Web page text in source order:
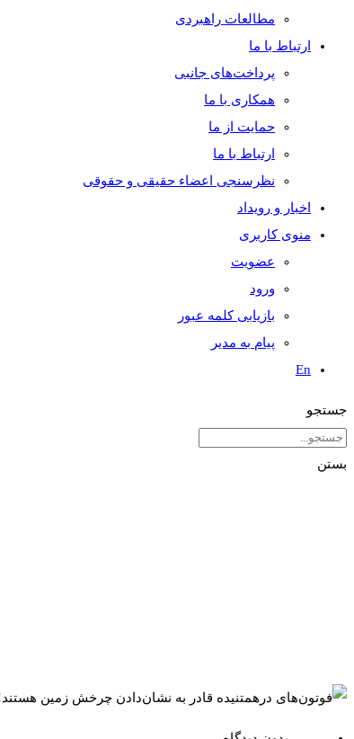
مطالعات راهبردی
ارتباط با ما
پرداخت‌های جانبی
همکاری با ما
حمايت از ما
ارتباط با ما
نظر‌سنجی اعضاء حقیقی و حقوقی
اخبار و رويداد
منوی کاربری
عضویت
ورود
بازیابی کلمه عبور
پیام به مدير
En
جستجو
بستن